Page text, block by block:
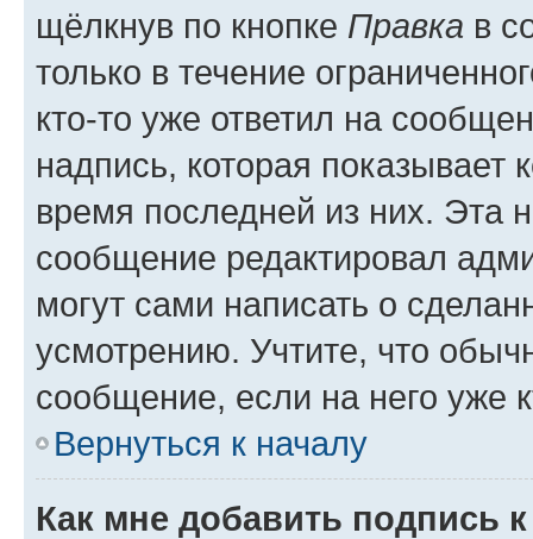
щёлкнув по кнопке Правка в
только в течение
кто-то уже ответил на
надпись, которая показывает
время последней из них. Эта
сообщение редактировал
могут сами написать о
усмотрению. Учтите, что
сообщение, если на него уже
Вернуться к началу
Как мне добавить подпись